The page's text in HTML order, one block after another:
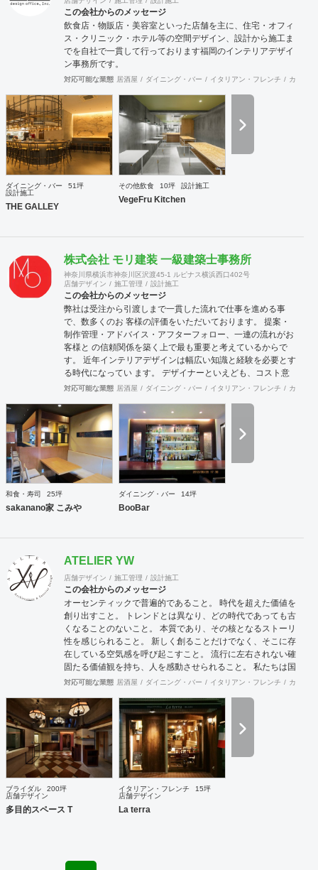
この会社からのメッセージ
飲食店・物販店・美容室といった店舗を主に、住宅・オフィ
ス・クリニック・ホテル等の空間デザイン、設計から施工ま
でを自社で一貫して行っております福岡のインテリアデザイ
ン事務所です。
対応可能な業態 居酒屋 ダイニング・バー イタリアン・フレンチ カフェ
ダイニング・バー
51坪
設計施工
THE GALLEY
その他飲食 10坪 設計施工
VegeFru Kitchen
株式会社 モリ建装 一級建築士事務所
神奈川県横浜市神奈川区沢渡45-1 ルピナス横浜西口402号
店舗デザイン
施工管理 設計施工
この会社からのメッセージ
弊社は受注から引渡しまで一貫した流れで仕事を進める事
で、数多くのお 客様の評価をいただいております。 提案・
制作管理・アドバイス・アフターフォロー、一連の流れがお
客様と の信頼関係を築く上で最も重要と考えているからで
す。 近年インテリアデザインは幅広い知識と経験を必要とす
る時代になってい ます。 デザイナーといえども、コスト意
識・建築・設備・法規、多方面の経験と 知識が要求されま
験豊富なデザイナー、建築士が、数多くの実績をもとに「よ
い仕 事」を提供できるように努力しております。
対応可能な業態 居酒屋 ダイニング・バー イタリアン・フレンチ カフェ
和食・寿司 25坪
sakanano家 こみや
ダイニング・バー 14坪
BooBar
ATELIER YW
店舗デザイン 施工管理 設計施工
この会社からのメッセージ
オーセンティックで普遍的であること。 時代を超えた価値を
創り出すこと。 トレンドとは異なり、どの時代であっても古
くなることのないこと。 本質であり、その核となるストーリ
性を感じられること。 新しく創ることだけでなく、そこに存
在している空気感を呼び起こすこと。 流行に左右されない確
固たる価値観を持ち、人を感動させられること。 私たちは国
際的なバランス感覚を持ちながら、 柔軟に設計デザインする
続けていきたいと考えています。
対応可能な業態 居酒屋 ダイニング・バー イタリアン・フレンチ カフェ
ブライダル
200坪
店舗デザイン
多目的スペース T
イタリアン・フレンチ
15坪
店舗デザイン
La terra